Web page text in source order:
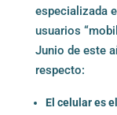
especializada
usuarios
Junio de este
respecto:
El celular es